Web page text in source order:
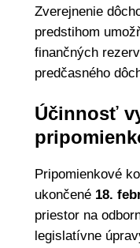
Zverejnenie
predstihom
finančných
predčasného
Účinnosť
Pripomienkové
ukončené 18.
priestor na
legislatívne